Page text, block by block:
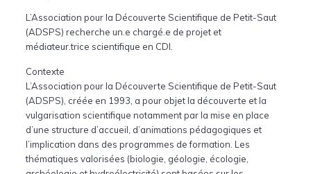
L’Association pour la Découverte Scientifique de Petit-Saut
(ADSPS) recherche un.e chargé.e de projet et
médiateur.trice scientifique en CDI.
Contexte
L’Association pour la Découverte Scientifique de Petit-Saut
(ADSPS), créée en 1993, a pour objet la découverte et la
vulgarisation scientifique notamment par la mise en place
d’une structure d’accueil, d’animations pédagogiques et
l’implication dans des programmes de formation. Les
thématiques valorisées (biologie, géologie, écologie,